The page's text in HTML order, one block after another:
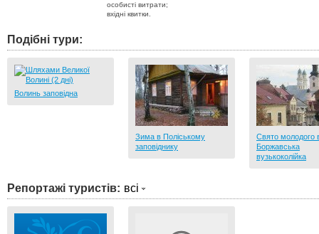
особисті витрати;
вхідні квитки.
Подібні тури:
Волинь заповідна
Зима в Поліському
заповіднику
Свято молодого
Боржавська
вузькоколійка
Репортажі туристів: всі